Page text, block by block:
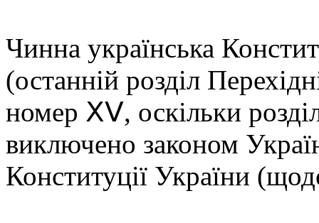
Чинна українська
(останній розділ
номер ⅩⅤ, оскільки
виключено законом
Конституції України